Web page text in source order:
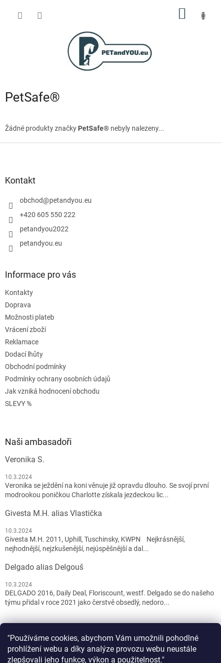
"Používáme cookies, abychom Vám umožnili pohodlné
prohlížení webu a díky analýze provozu webu neustále
zlepšovali jeho funkce, výkon a použitelnost."
PetSafe®
Žádné produkty značky PetSafe® nebyly nalezeny...
Kontakt
obchod@petandyou.eu
+420 605 550 222
petandyou2022
petandyou.eu
Informace pro vás
Kontakty
Doprava
Možnosti plateb
Vrácení zboží
Reklamace
Dodací lhůty
Obchodní podmínky
Podmínky ochrany osobních údajů
Jak vzniká hodnocení obchodu
SLEVY %
Naši ambasadoři
Veronika S.
10.3.2024
Veronika se ježdění na koni věnuje již opravdu dlouho. Se svojí první
modrookou poničkou Charlotte získala jezdeckou lic...
Givesta M.H. alias Vlastička
10.3.2024
Givesta M.H. 2011, Uphill, Tuschinsky, KWPN Nejkrásnější,
nejhodnější, nejzkušenější, nejúspěšnější a dal...
Delgado alias Delgouš
10.3.2024
DELGADO 2016, Daily Deal, Floriscount, westf. Delgado se do našeho
týmu přidal v roce 2021 jako čerstvě obsedlý, nedoro...